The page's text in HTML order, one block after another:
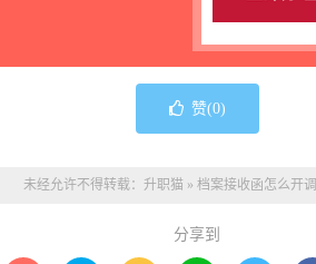
赞(0)
未经允许不得转载： 升职猫 » 档案接收函怎么开调
分享到